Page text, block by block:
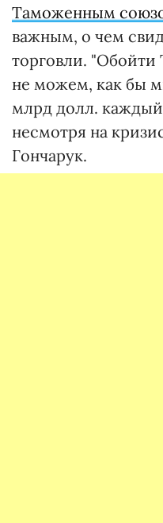
Таможенным
важным, о чем
торговли.
не можем, как бы
млрд долл. каждый
несмотря на
Гончарук.